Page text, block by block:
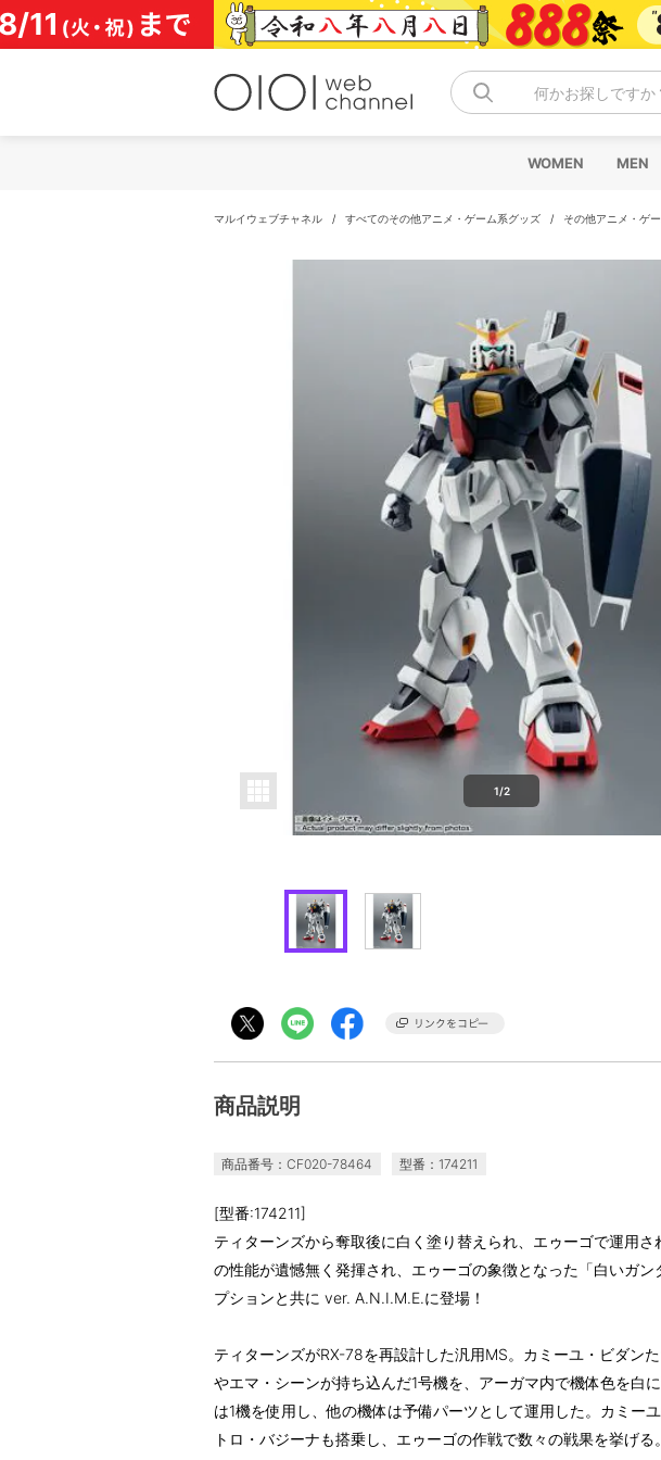
コ
ン
テ
何かお探しですか
WOMEN MEN
マルイウェブチャネル / すべてのその他アニメ・ゲーム系グッズ / その他アニメ・ゲ
1/2
商品説明
商品番号：CF020-78464 型番：174211
[型番:174211]
ティターンズから奪取後に白く塗り替えられ、エゥーゴで運用さ
の性能が遺憾無く発揮され、エゥーゴの象徴となった「白いガン
プションと共に ver. A.N.I.M.E.に登場！
ティターンズがRX-78を再設計した汎用MS。カミーユ・ビダン
やエマ・シーンが持ち込んだ1号機を、アーガマ内で機体色を白
は1機を使用し、他の機体は予備パーツとして運用した。カミー
トロ・バジーナも搭乗し、エゥーゴの作戦で数々の戦果を挙げる。